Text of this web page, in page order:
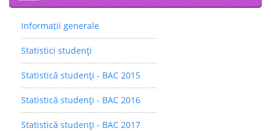
Informații generale
Statistici studenţi
Statistică studenţi - BAC 2015
Statistică studenţi - BAC 2016
Statistică studenţi - BAC 2017